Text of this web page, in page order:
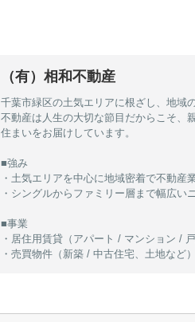
（有）相和不動産
千葉市緑区の土気エリアに根ざし、地域
不動産は人生の大切な節目だからこそ、
住まいをお届けしています。
■強み
・土気エリアを中心に地域密着で不動産
・シングルからファミリー層まで幅広い
■事業
・居住用賃貸（アパート / マンション /
・売買物件（新築 / 中古住宅、土地など